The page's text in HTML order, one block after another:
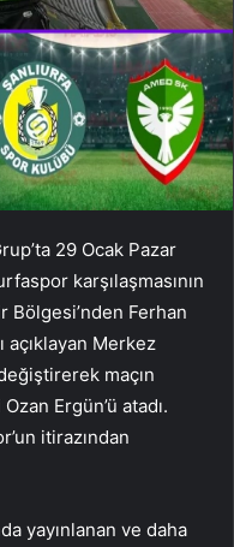
29 Ocak Pazar
karşılaşmasının
Bölgesi’nden Ferhan
açıklayan Merkez
maçın
Ergün’ü atadı.
itirazından
yayınlanan ve daha